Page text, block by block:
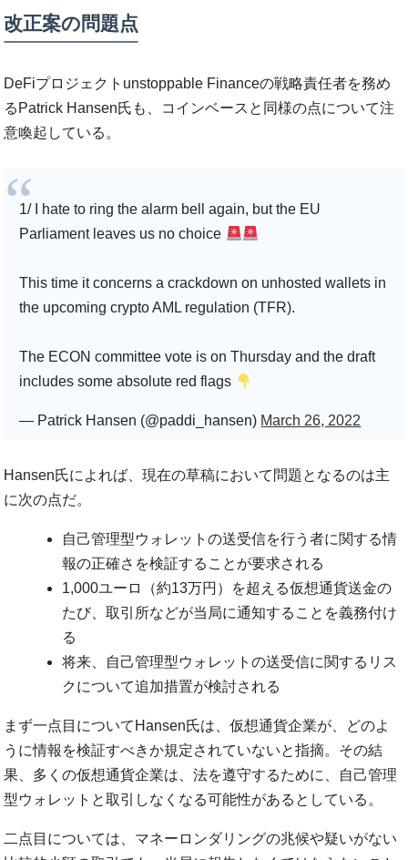
改正案の問題点
DeFiプロジェクトunstoppable Financeの戦略責任者を務め
るPatrick Hansen氏も、コインベースと同様の点について注
意喚起している。
1/ I hate to ring the alarm bell again, but the EU
Parliament leaves us no choice
This time it concerns a crackdown on unhosted wallets in
the upcoming crypto AML regulation (TFR).
The ECON committee vote is on Thursday and the draft
includes some absolute red flags
— Patrick Hansen (@paddi_hansen) March 26, 2022
Hansen氏によれば、現在の草稿において問題となるのは主
に次の点だ。
自己管理型ウォレットの送受信を行う者に関する情
報の正確さを検証することが要求される
1,000ユーロ（約13万円）を超える仮想通貨送金の
たび、取引所などが当局に通知することを義務付け
る
将来、自己管理型ウォレットの送受信に関するリス
クについて追加措置が検討される
まず一点目についてHansen氏は、仮想通貨企業が、どのよ
うに情報を検証すべきか規定されていないと指摘。その結
果、多くの仮想通貨企業は、法を遵守するために、自己管理
型ウォレットと取引しなくなる可能性があるとしている。
二点目については、マネーロンダリングの兆候や疑いがない